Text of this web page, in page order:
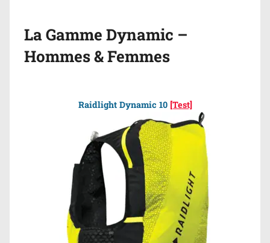
La Gamme Dynamic –
Hommes & Femmes
Raidlight Dynamic 10 [Test]